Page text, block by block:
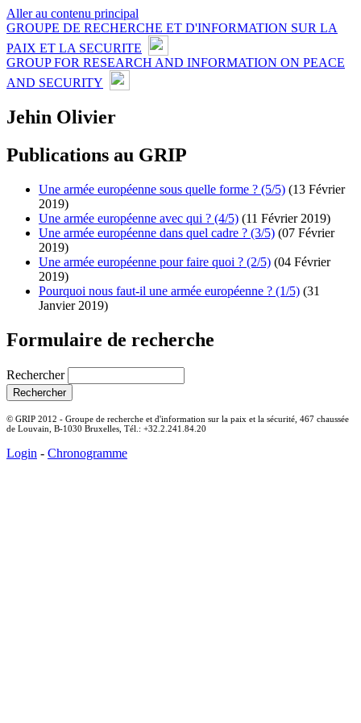
Aller au contenu principal
GROUPE DE RECHERCHE ET D'INFORMATION SUR LA
PAIX ET LA SECURITE
GROUP FOR RESEARCH AND INFORMATION ON PEACE
AND SECURITY
Jehin Olivier
Publications au GRIP
Une armée européenne sous quelle forme ? (5/5) (13 Février
2019)
Une armée européenne avec qui ? (4/5) (11 Février 2019)
Une armée européenne dans quel cadre ? (3/5) (07 Février
2019)
Une armée européenne pour faire quoi ? (2/5) (04 Février
2019)
Pourquoi nous faut-il une armée européenne ? (1/5) (31
Janvier 2019)
Formulaire de recherche
Rechercher
© GRIP 2012 - Groupe de recherche et d'information sur la paix et la sécurité, 467 chaussée
de Louvain, B-1030 Bruxelles, Tél.: +32.2.241.84.20
Login - Chronogramme